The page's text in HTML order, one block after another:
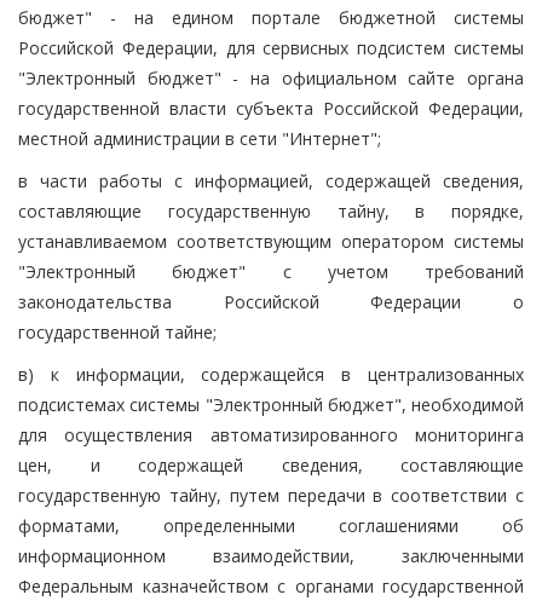
бюджет" - на едином портале бюджетной системы
Российской Федерации, для сервисных подсистем системы
"Электронный бюджет" - на официальном сайте органа
государственной власти субъекта Российской Федерации,
местной администрации в сети "Интернет";
в части работы с информацией, содержащей сведения,
составляющие государственную тайну, в порядке,
устанавливаемом соответствующим оператором системы
"Электронный бюджет" с учетом требований
законодательства Российской Федерации о
государственной тайне;
в) к информации, содержащейся в централизованных
подсистемах системы "Электронный бюджет", необходимой
для осуществления автоматизированного мониторинга
цен, и содержащей сведения, составляющие
государственную тайну, путем передачи в соответствии с
форматами, определенными соглашениями об
информационном взаимодействии, заключенными
Федеральным казначейством с органами государственной